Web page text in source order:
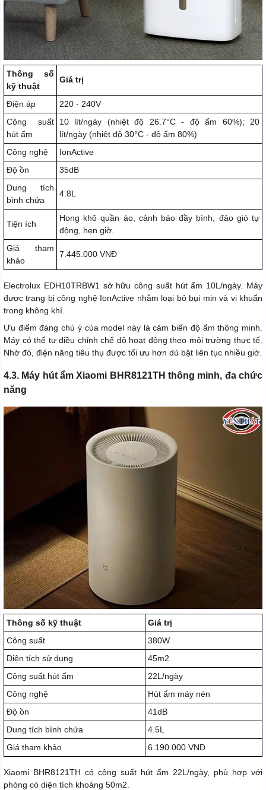
Thông số
kỹ thuật
Giá trị
Điện áp
220 - 240V
Công suất
hút ẩm
10 lít/ngày (nhiệt độ 26.7°C - độ ẩm 60%); 20
lít/ngày (nhiệt độ 30°C - độ ẩm 80%)
Công nghệ
IonActive
Độ ồn
35dB
Dung tích
bình chứa
4.8L
Tiện ích
Hong khô quần áo, cảnh báo đầy bình, đảo gió tự
động, hẹn giờ.
Giá tham
khảo
7.445.000 VNĐ
Electrolux EDH10TRBW1 sở hữu công suất hút ẩm 10L/ngày. Máy
được trang bị công nghệ IonActive nhằm loại bỏ bụi mịn và vi khuẩn
trong không khí.
Ưu điểm đáng chú ý của model này là cảm biến độ ẩm thông minh.
Máy có thể tự điều chỉnh chế độ hoạt động theo môi trường thực tế.
Nhờ đó, điện năng tiêu thụ được tối ưu hơn dù bật liên tục nhiều giờ.
4.3. Máy hút ẩm Xiaomi BHR8121TH thông minh, đa chức
năng
Thông số kỹ thuật
Giá trị
Công suất
380W
Diện tích sử dụng
45m2
Công suất hút ẩm
22L/ngày
Công nghệ
Hút ẩm máy nén
Độ ồn
41dB
Dung tích bình chứa
4.5L
Giá tham khảo
6.190.000 VNĐ
Xiaomi BHR8121TH có công suất hút ẩm 22L/ngày, phù hợp với
phòng có diện tích khoảng 50m2.